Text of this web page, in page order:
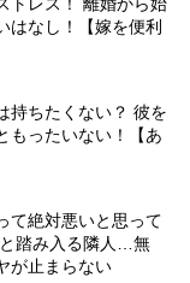
はなし！【嫁を便利
持ちたくない？ 彼を
もったいない！【あ
て絶対悪いと思って
踏み入る隣人…無
が止まらない